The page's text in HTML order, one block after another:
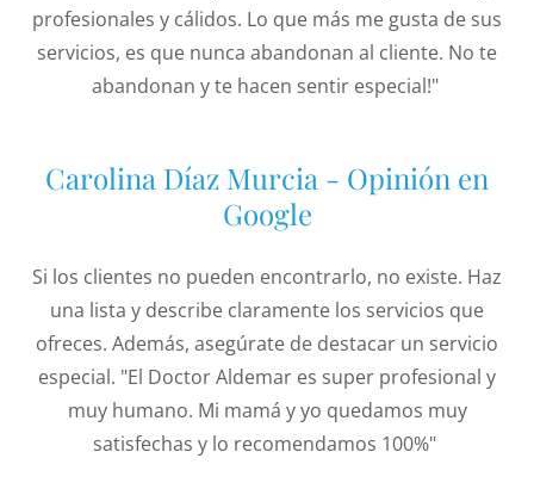
profesionales y cálidos. Lo que más me gusta de sus
servicios, es que nunca abandonan al cliente. No te
abandonan y te hacen sentir especial!"
Carolina Díaz Murcia - Opinión en
Google
Si los clientes no pueden encontrarlo, no existe. Haz
una lista y describe claramente los servicios que
ofreces. Además, asegúrate de destacar un servicio
especial. "El Doctor Aldemar es super profesional y
muy humano. Mi mamá y yo quedamos muy
satisfechas y lo recomendamos 100%"